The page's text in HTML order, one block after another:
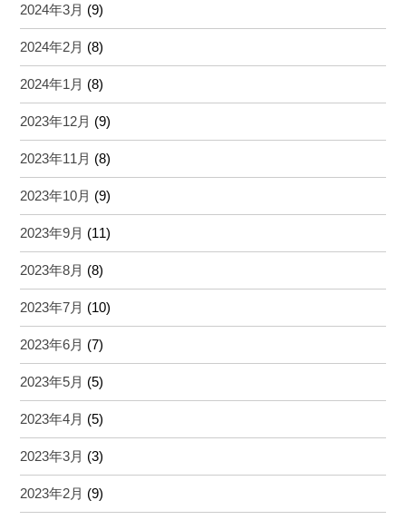
2024年3月 (9)
2024年2月 (8)
2024年1月 (8)
2023年12月 (9)
2023年11月 (8)
2023年10月 (9)
2023年9月 (11)
2023年8月 (8)
2023年7月 (10)
2023年6月 (7)
2023年5月 (5)
2023年4月 (5)
2023年3月 (3)
2023年2月 (9)